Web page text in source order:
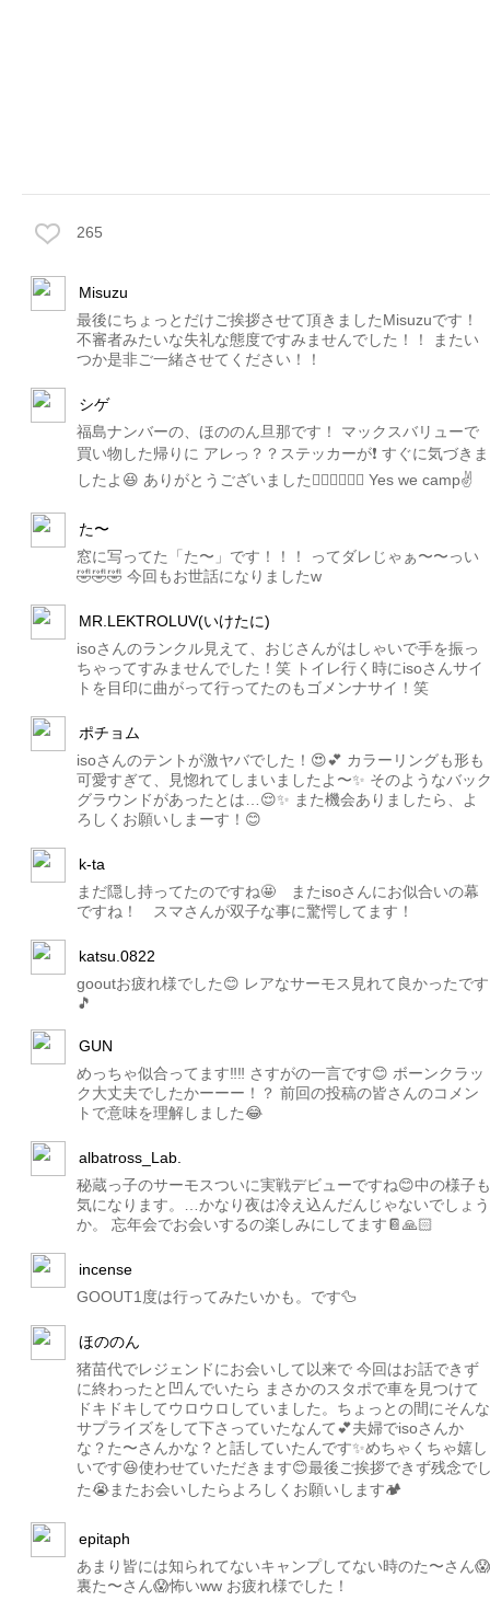
265
Misuzu
最後にちょっとだけご挨拶させて頂きましたMisuzuです！
不審者みたいな失礼な態度ですみませんでした！！ またい
つか是非ご一緒させてください！！
シゲ
福島ナンバーの、ほののん旦那です！ マックスバリューで
買い物した帰りに アレっ？？ステッカーが❗️ すぐに気づきま
したよ😆 ありがとうございました🙇🏻‍♂️🙇🏻‍♂️ Yes we camp✌️
た〜
窓に写ってた「た〜」です！！！ ってダレじゃぁ〜〜っい
🤣🤣🤣 今回もお世話になりましたw
MR.LEKTROLUV(いけたに)
isoさんのランクル見えて、おじさんがはしゃいで手を振っ
ちゃってすみませんでした！笑 トイレ行く時にisoさんサイ
トを目印に曲がって行ってたのもゴメンナサイ！笑
ポチョム
isoさんのテントが激ヤバでした！😍💕 カラーリングも形も
可愛すぎて、見惚れてしまいましたよ〜✨ そのようなバッ
グラウンドがあったとは…😌✨ また機会ありましたら、よ
ろしくお願いしまーす！😊
k-ta
まだ隠し持ってたのですね🤩 またisoさんにお似合いの幕
ですね！ スマさんが双子な事に驚愕してます！
katsu.0822
gooutお疲れ様でした😊 レアなサーモス見れて良かったです
🎵
GUN
めっちゃ似合ってます‼︎‼︎ さすがの一言です😊 ボーンクラッ
ク大丈夫でしたかーーー！？ 前回の投稿の皆さんのコメン
トで意味を理解しました😂
albatross_Lab.
秘蔵っ子のサーモスついに実戦デビューですね😊中の様子も
気になります。…かなり夜は冷え込んだんじゃないでしょう
か。 忘年会でお会いするの楽しみにしてます📔🙏🏻
incense
GOOUT1度は行ってみたいかも。です🦆
ほののん
猪苗代でレジェンドにお会いして以来で 今回はお話できず
に終わったと凹んでいたら まさかのスタポで車を見つけて
ドキドキしてウロウロしていました。ちょっとの間にそんな
サプライズをして下さっていたなんて💕夫婦でisoさんか
な？た〜さんかな？と話していたんです✨めちゃくちゃ嬉し
いです😆使わせていただきます😊最後ご挨拶できず残念で
た😭またお会いしたらよろしくお願いします🏕
epitaph
あまり皆には知られてないキャンプしてない時のた〜さん😱
裏た〜さん😱怖いww お疲れ様でした！